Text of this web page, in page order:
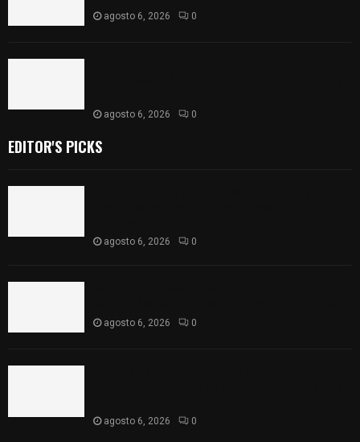
agosto 6, 2026 0
agosto 6, 2026 0
EDITOR'S PICKS
agosto 6, 2026 0
agosto 6, 2026 0
agosto 6, 2026 0